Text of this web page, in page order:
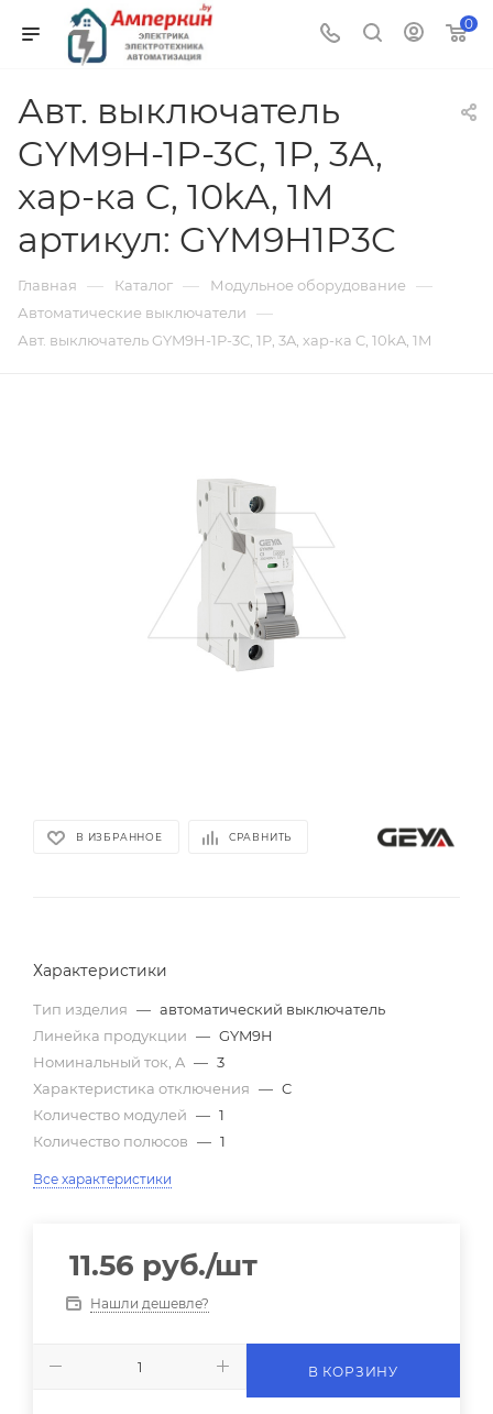
0
Авт. выключатель
GYM9H-1P-3C, 1P, 3A,
хар-ка C, 10kA, 1M
артикул: GYM9H1P3C
Главная — Каталог — Модульное оборудование —
Автоматические выключатели —
Авт. выключатель GYM9H-1P-3C, 1P, 3A, хар-ка C, 10kA, 1M
В ИЗБРАННОЕ СРАВНИТЬ
Характеристики
Тип изделия — автоматический выключатель
Линейка продукции — GYM9H
Номинальный ток, A — 3
Характеристика отключения — C
Количество модулей — 1
Количество полюсов — 1
Все характеристики
11.56 руб./шт
Нашли дешевле?
В КОРЗИНУ